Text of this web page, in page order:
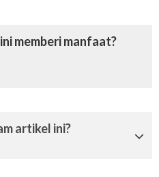
memberi manfaat?
artikel ini?